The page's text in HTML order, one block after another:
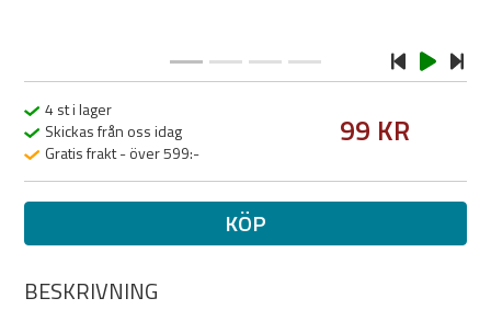
4 st i lager
Skickas från oss idag
Gratis frakt - över 599:-
99 KR
KÖP
BESKRIVNING